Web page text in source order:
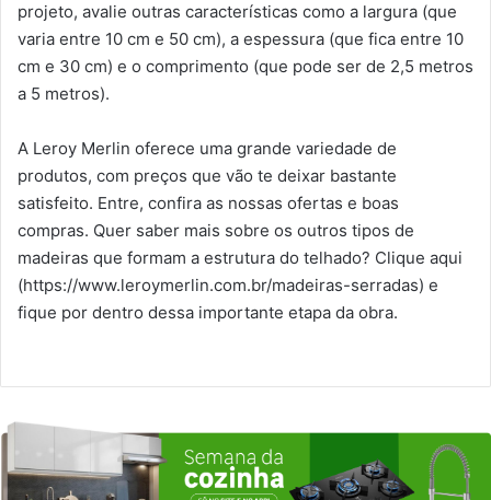
projeto, avalie outras características como a largura (que
varia entre 10 cm e 50 cm), a espessura (que fica entre 10
cm e 30 cm) e o comprimento (que pode ser de 2,5 metros
a 5 metros).
A Leroy Merlin oferece uma grande variedade de
produtos, com preços que vão te deixar bastante
satisfeito. Entre, confira as nossas ofertas e boas
compras. Quer saber mais sobre os outros tipos de
madeiras que formam a estrutura do telhado? Clique aqui
(https://www.leroymerlin.com.br/madeiras-serradas) e
fique por dentro dessa importante etapa da obra.